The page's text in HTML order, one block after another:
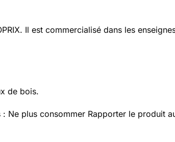
Il est commercialisé dans les
de bois.
Ne plus consommer Rapporter le produit